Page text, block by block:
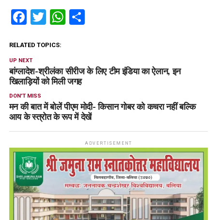
Facebook
TwitterWhatsApp
Share
RELATED TOPICS:
UP NEXT
बांग्‍लादेश-श्रीलंका सीरीज के लिए टीम इंडिया का ऐलान, इन
खिलाड़ियों को मिली जगह
DON'T MISS
मन की बात में बोलें पीएम मोदी- किसान गोबर को कचरा नहीं बल्कि
आय के स्त्रोत के रूप में देखें
ADVERTISEMENT